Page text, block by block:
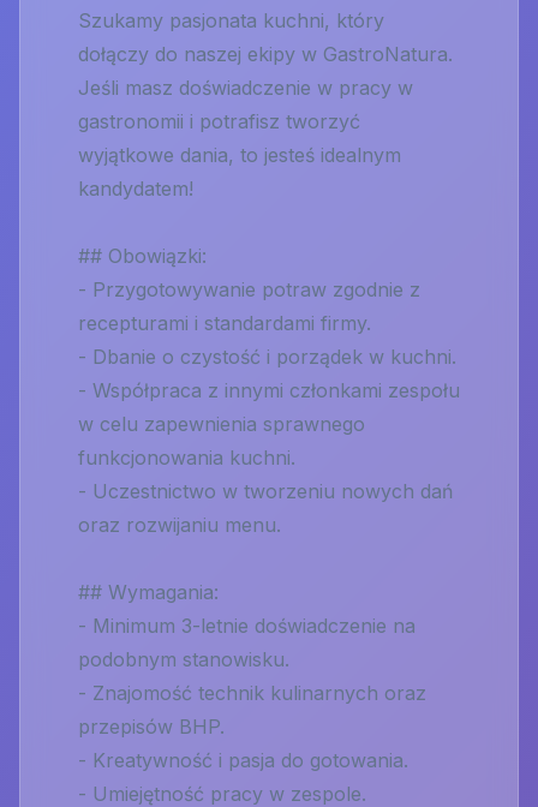
Szukamy pasjonata kuchni, który
dołączy do naszej ekipy w GastroNatura.
Jeśli masz doświadczenie w pracy w
gastronomii i potrafisz tworzyć
wyjątkowe dania, to jesteś idealnym
kandydatem!
## Obowiązki:
- Przygotowywanie potraw zgodnie z
recepturami i standardami firmy.
- Dbanie o czystość i porządek w kuchni.
- Współpraca z innymi członkami zespołu
w celu zapewnienia sprawnego
funkcjonowania kuchni.
- Uczestnictwo w tworzeniu nowych dań
oraz rozwijaniu menu.
## Wymagania:
- Minimum 3-letnie doświadczenie na
podobnym stanowisku.
- Znajomość technik kulinarnych oraz
przepisów BHP.
- Kreatywność i pasja do gotowania.
- Umiejętność pracy w zespole.